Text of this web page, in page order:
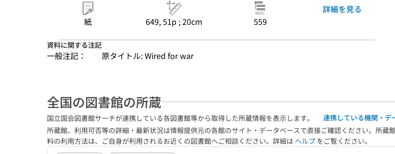
紙 649, 51p ; 20cm 559
詳細を見る
資料に関する注記
一般注記： 原タイトル: Wired for war
全国の図書館の所蔵
国立国会図書館サーチが連携している各図書館等から取得した所蔵情報を表示します。
連携している機関・デ
所蔵館、利用可否等の詳細・最新状況は情報提供元の各館のサイト・データベースで直接ご確認ください。所蔵
料の利用方法は、ご自身が利用されるお近くの図書館へご相談ください。詳細は ヘルプ をご覧ください。